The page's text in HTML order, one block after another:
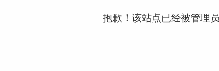
抱歉！该站点已经被管理